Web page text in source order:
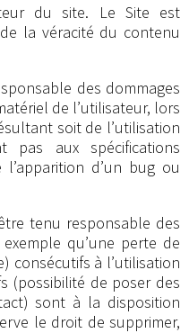
du site. Le Site est
la véracité du contenu
des dommages
de l’utilisateur, lors
soit de l’utilisation
pas aux spécifications
d’un bug ou
tenu responsable des
qu’une perte de
consécutifs à l’utilisation
(possibilité de poser des
sont à la disposition
le droit de supprimer,